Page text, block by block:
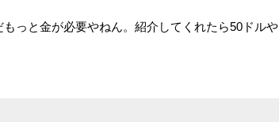
っと金が必要やねん。紹介してくれたら50ドルや